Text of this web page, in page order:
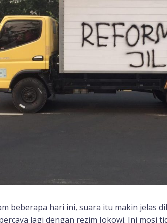
beberapa hari ini, suara itu makin jelas
lagi dengan rezim Jokowi. Ini mosi